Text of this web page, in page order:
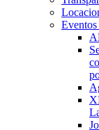
Eventos